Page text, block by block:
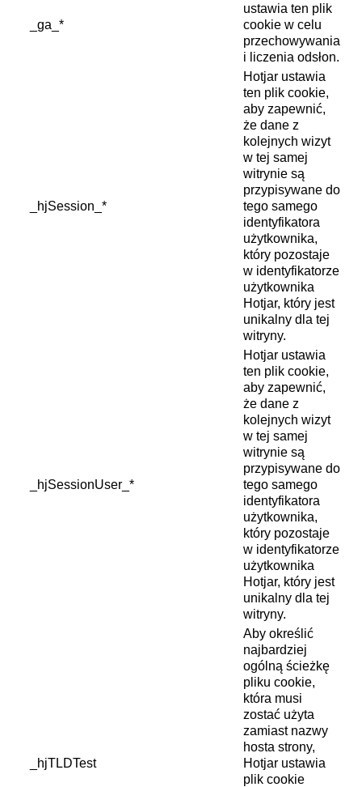
_ga_*
ustawia ten plik
cookie w celu
przechowywania
i liczenia odsłon.
_hjSession_*
Hotjar ustawia
ten plik cookie,
aby zapewnić,
że dane z
kolejnych wizyt
w tej samej
witrynie są
przypisywane do
tego samego
identyfikatora
użytkownika,
który pozostaje
w identyfikatorze
użytkownika
Hotjar, który jest
unikalny dla tej
witryny.
_hjSessionUser_*
Hotjar ustawia
ten plik cookie,
aby zapewnić,
że dane z
kolejnych wizyt
w tej samej
witrynie są
przypisywane do
tego samego
identyfikatora
użytkownika,
który pozostaje
w identyfikatorze
użytkownika
Hotjar, który jest
unikalny dla tej
witryny.
_hjTLDTest
Aby określić
najbardziej
ogólną ścieżkę
pliku cookie,
która musi
zostać użyta
zamiast nazwy
hosta strony,
Hotjar ustawia
plik cookie